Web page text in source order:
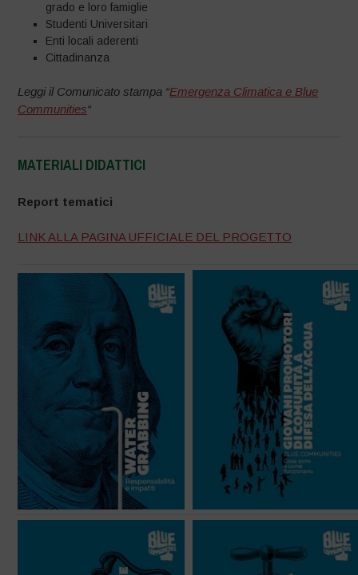
grado e loro famiglie
Studenti Universitari
Enti locali aderenti
Cittadinanza
Leggi il Comunicato stampa “Emergenza Climatica e Blue
Communities“
MATERIALI DIDATTICI
Report tematici
LINK ALLA PAGINA UFFICIALE DEL PROGETTO